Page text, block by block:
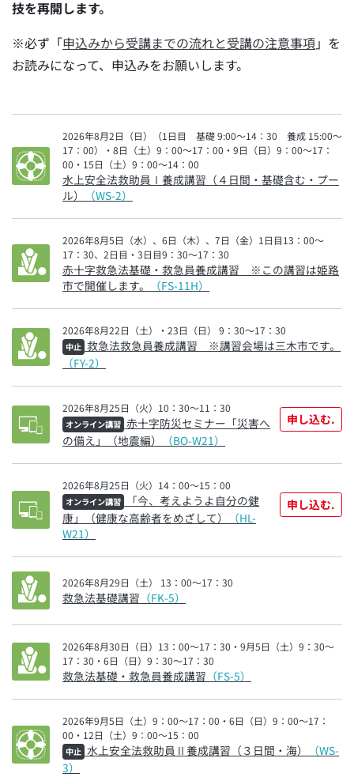
技を再開します。
※必ず「申込みから受講までの流れと受講の注意事項」を
お読みになって、申込みをお願いします。
2026年8月2日（日）（1日目 基礎 9:00～14：30 養成 15:00～
17：00）・8日（土）9：00～17：00・9日（日）9：00～17：
00・15日（土）9：00～14：00
水上安全法救助員Ⅰ養成講習（４日間・基礎含む・プー
ル）
（WS-2）
2026年8月5日（水）、6日（木）、7日（金）1日目13：00～
17：30、2日目・3日目9：30～17：30
赤十字救急法基礎・救急員養成講習 ※この講習は姫路
市で開催します。
（FS-11H）
2026年8月22日（土）・23日（日） 9：30～17：30
中止 救急法救急員養成講習 ※講習会場は三木市です。
（FY-2）
2026年8月25日（火）10：30～11：30
オンライン講習 赤十字防災セミナー「災害へ
の備え」（地震編）
（BO-W21）
申し込む.
2026年8月25日（火）14：00～15：00
オンライン講習
「今、考えようよ自分の健
康」（健康な高齢者をめざして）
（HL-
W21）
申し込む.
2026年8月29日（土） 13：00～17：30
救急法基礎講習 （FK-5）
2026年8月30日（日）13：00～17：30・9月5日（土）9：30～
17：30・6日（日）9：30～17：30
救急法基礎・救急員養成講習 （FS-5）
2026年9月5日（土）9：00～17：00・6日（日）9：00～17：
00・12日（土）9：00～15：00
中止 水上安全法救助員Ⅱ養成講習（３日間・海）
（WS-
3）